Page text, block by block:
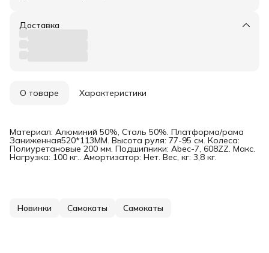
Доставка
О товаре Характеристики
Материал: Алюминий 50%, Сталь 50%. Платформа/рама
Заниженная520*113MM. Высота руля: 77-95 см. Колеса:
Полиуретановые 200 мм. Подшипники: Abec-7, 608ZZ. Макс.
Нагрузка: 100 кг.. Амортизатор: Нет. Вес, кг: 3,8 кг.
Новинки Самокаты Самокаты